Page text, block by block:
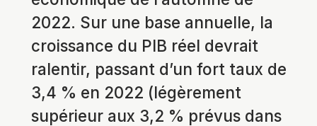
2022. Sur une base annuelle, la
croissance du PIB réel devrait
ralentir, passant d’un fort taux de
3,4 % en 2022 (légèrement
supérieur aux 3,2 % prévus dans